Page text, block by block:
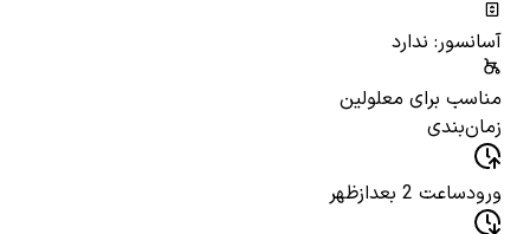
آسانسور: ندارد
مناسب برای معلولین
زمان‌بندی
ورودساعت 2 بعدازظهر